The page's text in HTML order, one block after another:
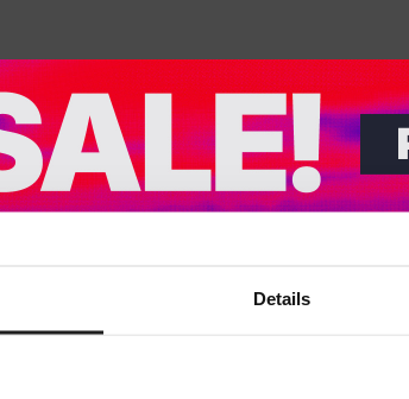
Details
Dedicated store available